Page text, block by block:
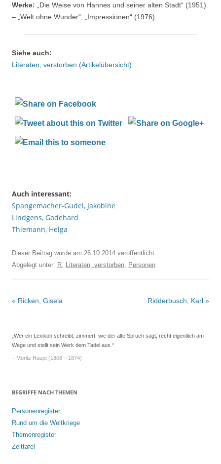
Werke: „Die Weise von Hannes und seiner alten Stadt“ (1951).
– „Welt ohne Wunder“, „Impressionen“ (1976).
Siehe auch:
Literaten, verstorben (Artikelübersicht)
Auch interessant:
Spangemacher-Gudel, Jakobine
Lindgens, Godehard
Thiemann, Helga
Dieser Beitrag wurde am 26.10.2014 veröffentlicht.
Abgelegt unter: R Literaten, verstorben Personen
Beitrags-
« Ricken, Gisela Ridderbusch, Karl »
„Wer ein Lexikon schreibt, zimmert, wie der alte Spruch sagt, recht eigentlich am
Wege und stellt sein Werk dem Tadel aus.“
– Moritz Haupt (1808 – 1874)
BEGRIFFE NACH THEMEN
Personenregister
Rund um die Weltkriege
Themenregister
Zeittafel